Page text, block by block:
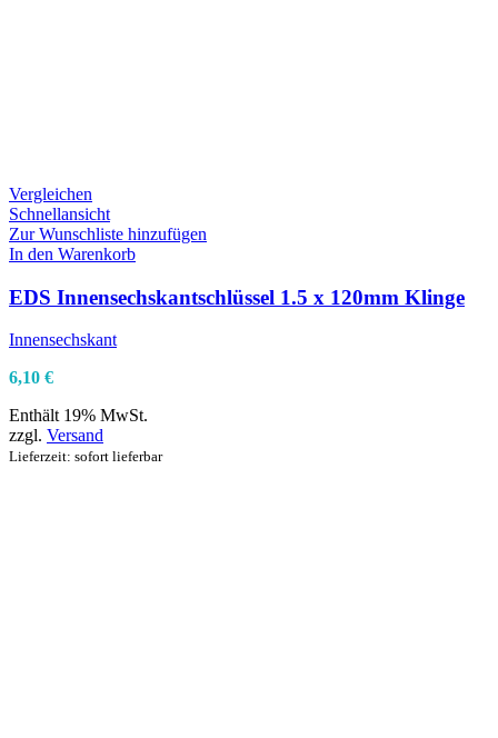
Vergleichen
Schnellansicht
Zur Wunschliste hinzufügen
In den Warenkorb
EDS Innensechskantschlüssel 1.5 x 120mm Klinge
Innensechskant
6,10 €
Enthält 19% MwSt.
zzgl. Versand
Lieferzeit: sofort lieferbar